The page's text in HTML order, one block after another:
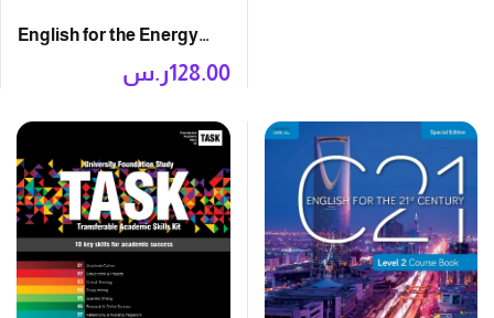
English for the Energy
Industries: Course Book
ر.س128.00